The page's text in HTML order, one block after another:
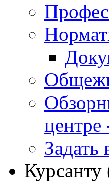
центре
Задать
Курсанту